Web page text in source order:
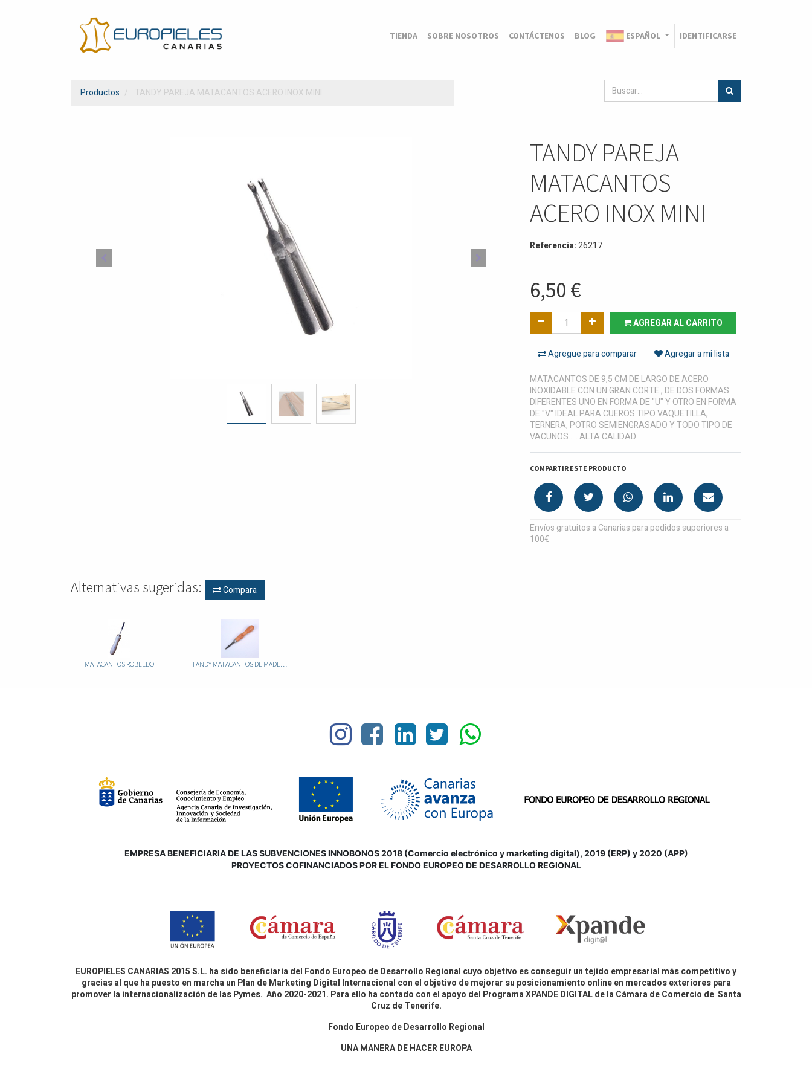
TIENDA SOBRE NOSOTROS CONTÁCTENOS BLOG ESPAÑOL IDENTIFICARSE
Productos TANDY PAREJA MATACANTOS ACERO INOX MINI
TANDY PAREJA
MATACANTOS
ACERO INOX MINI
Referencia:26217
6,50 €
AGREGAR AL CARRITO
Agregue para comparar
Agregar a mi lista
MATACANTOS DE 9,5 CM DE LARGO DE ACERO
INOXIDABLE CON UN GRAN CORTE , DE DOS FORMAS
DIFERENTES UNO EN FORMA DE "U" Y OTRO EN FORMA
DE "V" IDEAL PARA CUEROS TIPO VAQUETILLA,
TERNERA, POTRO SEMIENGRASADO Y TODO TIPO DE
VACUNOS..... ALTA CALIDAD.
COMPARTIR ESTE PRODUCTO
Envíos gratuitos a Canarias para pedidos superiores a
100€
Alternativas sugeridas: Compara
MATACANTOS ROBLEDO
EMPRESA BENEFICIARIA DE LAS SUBVENCIONES INNOBONOS 2018 (Comercio electrónico y marketing digital), 2019 (ERP) y 2020 (APP)
PROYECTOS COFINANCIADOS POR EL FONDO EUROPEO DE DESARROLLO REGIONAL
EUROPIELES CANARIAS 2015 S.L. ha sido beneficiaria del Fondo Europeo de Desarrollo Regional cuyo objetivo es conseguir un tejido empresarial más competitivo y
gracias al que ha puesto en marcha un Plan de Marketing Digital Internacional con el objetivo de mejorar su posicionamiento online en mercados exteriores para
promover la internacionalización de las Pymes. Año 2020-2021. Para ello ha contado con el apoyo del Programa XPANDE DIGITAL de la Cámara de Comercio de Santa
Cruz de Tenerife.
Fondo Europeo de Desarrollo Regional
UNA MANERA DE HACER EUROPA